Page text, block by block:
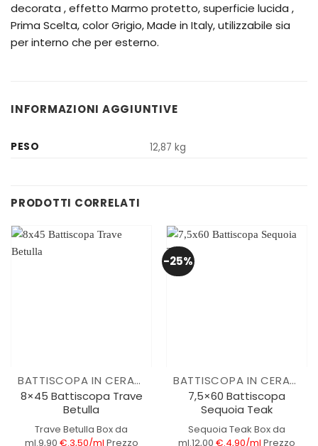
decorata , effetto Marmo protetto, superficie lucida ,
Prima Scelta, color Grigio, Made in Italy, utilizzabile sia
per interno che per esterno.
INFORMAZIONI AGGIUNTIVE
PESO 12,87 kg
PRODOTTI CORRELATI
BATTISCOPA IN CERAMICA
8×45 Battiscopa Trave
Betulla
Trave Betulla Box da
ml.9,90 €.3,50/ml Prezzo
-25%
BATTISCOPA IN CERAMICA
7,5×60 Battiscopa
Sequoia Teak
Sequoia Teak Box da
ml.12,00 €.4,90/ml Prezzo